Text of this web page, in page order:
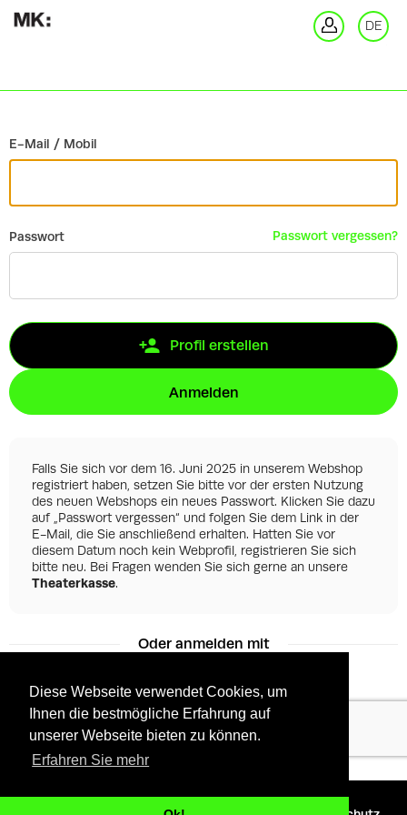
Diese Webseite verwendet Cookies, um
Ihnen die bestmögliche Erfahrung auf
unserer Webseite bieten zu können.
Erfahren Sie mehr
DE
E-Mail / Mobil
Passwort Passwort vergessen?
Profil erstellen
Anmelden
Falls Sie sich vor dem 16. Juni 2025 in unserem Webshop
registriert haben, setzen Sie bitte vor der ersten Nutzung
des neuen Webshops ein neues Passwort. Klicken Sie dazu
auf „Passwort vergessen“ und folgen Sie dem Link in der
E-Mail, die Sie anschließend erhalten. Hatten Sie vor
diesem Datum noch kein Webprofil, registrieren Sie sich
bitte neu. Bei Fragen wenden Sie sich gerne an unsere
Theaterkasse.
Oder anmelden mit
Facebook